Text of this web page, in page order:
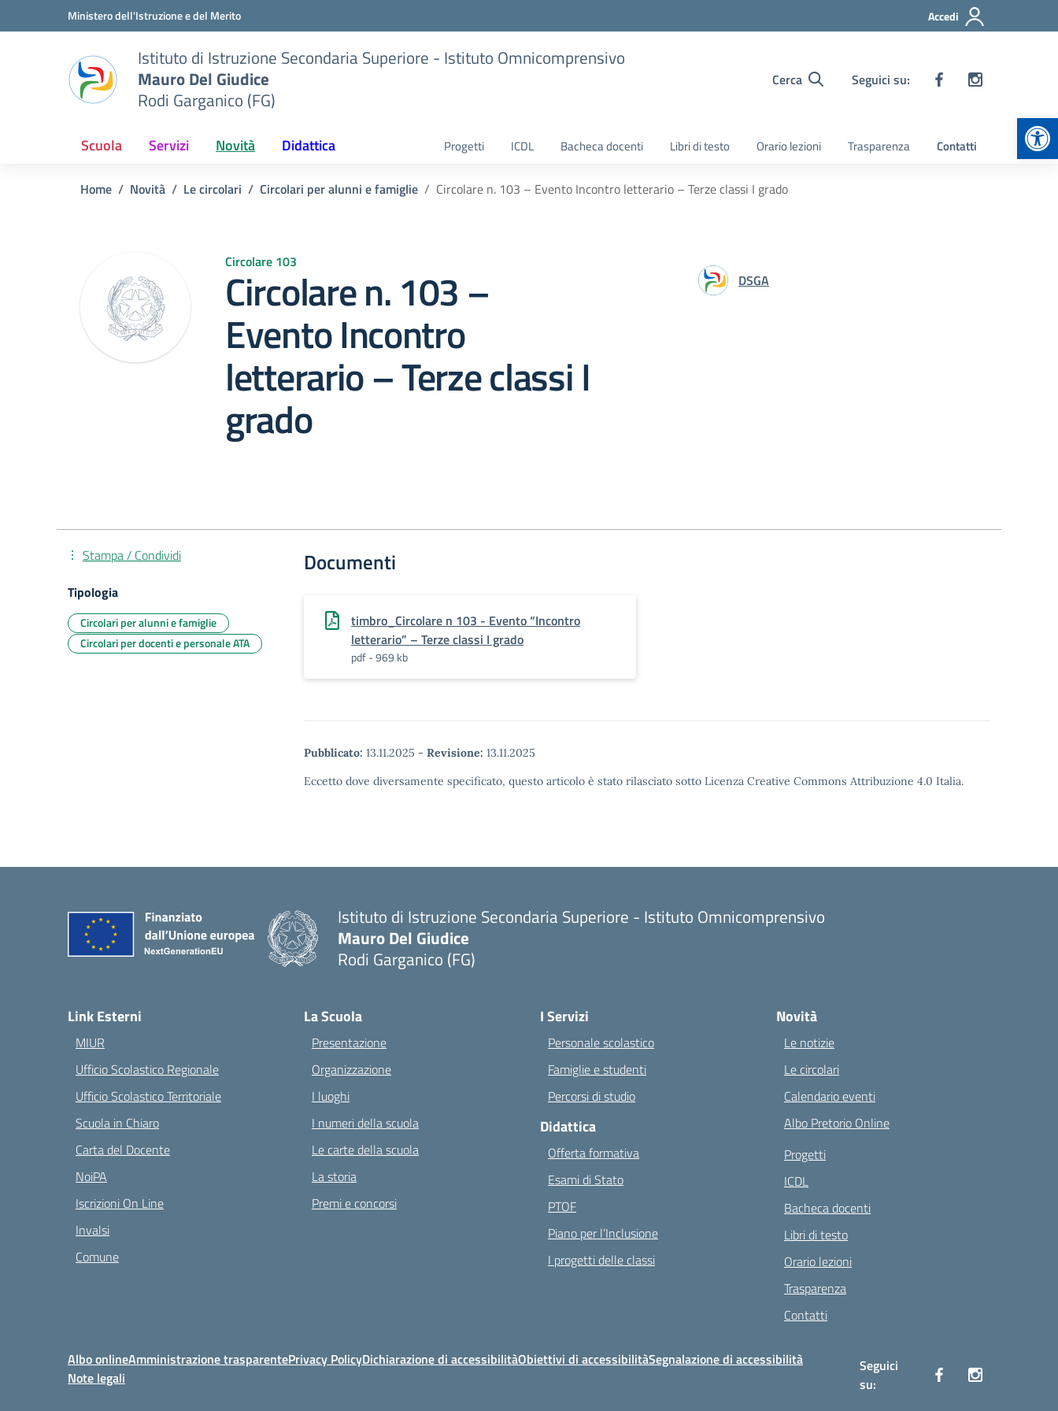
Vai ai contenuti
Vai al menu di navigazioneMinistero dell'Istruzione e del Merito Accedi
Istituto di Istruzione Secondaria Superiore - Istituto Omnicomprensivo
Mauro Del Giudice
Rodi Garganico (FG)
Cerca Seguici su:
Scuola Servizi Novità Didattica Progetti ICDL Bacheca docenti Libri di testo Orario lezioni Trasparenza Contatti
Home Novità Le circolari Circolari per alunni e famiglie Circolare n. 103 – Evento Incontro letterario – Terze classi I grado
Circolare 103
Circolare n. 103 –
Evento Incontro
letterario – Terze classi I
grado
DSGA
Documenti
timbro_Circolare n 103 - Evento “Incontro
letterario” – Terze classi I grado
pdf - 969 kb
Pubblicato: 13.11.2025 - Revisione: 13.11.2025
Eccetto dove diversamente specificato, questo articolo è stato rilasciato sotto Licenza Creative Commons Attribuzione 4.0 Italia.
Stampa / Condividi
Tipologia
Circolari per alunni e famiglie
Circolari per docenti e personale ATA
Istituto di Istruzione Secondaria Superiore - Istituto Omnicomprensivo
Mauro Del Giudice
Rodi Garganico (FG)
Link Esterni
MIUR
Ufficio Scolastico Regionale
Ufficio Scolastico Territoriale
Scuola in Chiaro
Carta del Docente
NoiPA
Iscrizioni On Line
Invalsi
Comune
La Scuola
Presentazione
Organizzazione
I luoghi
I numeri della scuola
Le carte della scuola
La storia
Premi e concorsi
I Servizi
Personale scolastico
Famiglie e studenti
Percorsi di studio
Didattica
Offerta formativa
Esami di Stato
PTOF
Piano per l’Inclusione
I progetti delle classi
Novità
Le notizie
Le circolari
Calendario eventi
Albo Pretorio Online
Progetti
ICDL
Bacheca docenti
Libri di testo
Orario lezioni
Trasparenza
Contatti
Albo onlineAmministrazione trasparentePrivacy PolicyDichiarazione di accessibilitàObiettivi di accessibilitàSegnalazione di accessibilità
Note legali
Seguici
su: